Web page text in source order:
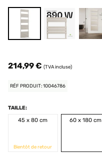
214,99 € (TVA incluse)
RÉF PRODUIT: 10046786
TAILLE:
45 x 80 cm
Bientôt de retour
60 x 180 cm